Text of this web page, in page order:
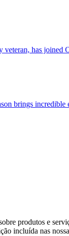
veteran, has joined
brings incredible
produtos e
incluída nas